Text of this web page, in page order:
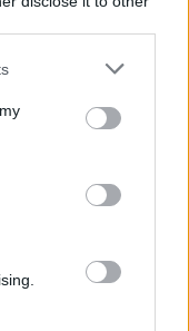
or more Google
You may click to
party tags to
in below Google